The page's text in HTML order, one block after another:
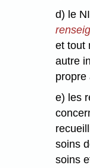
d) le
et tout
autre
propre
e) les
soins
soins